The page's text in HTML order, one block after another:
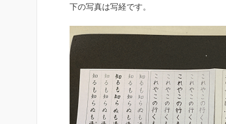
下の写真は写経です。